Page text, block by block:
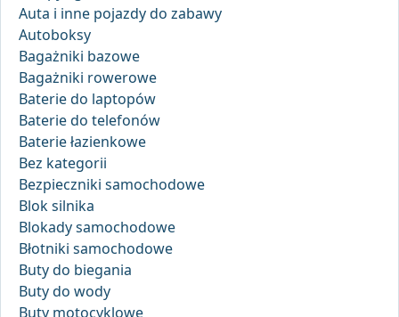
Auta i inne pojazdy do zabawy
Autoboksy
Bagażniki bazowe
Bagażniki rowerowe
Baterie do laptopów
Baterie do telefonów
Baterie łazienkowe
Bez kategorii
Bezpieczniki samochodowe
Blok silnika
Blokady samochodowe
Błotniki samochodowe
Buty do biegania
Buty do wody
Buty motocyklowe